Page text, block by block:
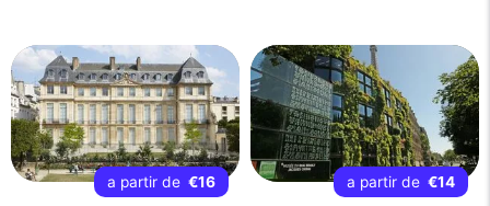
a partir de €16 a partir de €14